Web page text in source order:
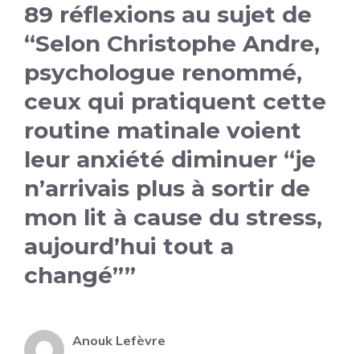
89 réflexions au sujet de
“Selon Christophe Andre,
psychologue renommé,
ceux qui pratiquent cette
routine matinale voient
leur anxiété diminuer “je
n’arrivais plus à sortir de
mon lit à cause du stress,
aujourd’hui tout a
changé””
Anouk Lefèvre